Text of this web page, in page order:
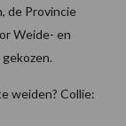
de Provincie
Weide- en
weiden? Collie: